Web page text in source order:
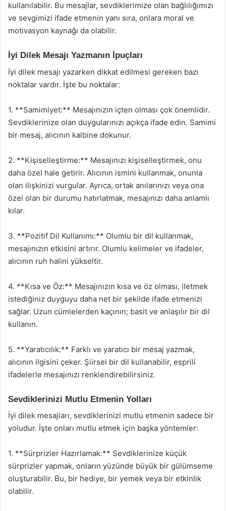
kullanılabilir. Bu mesajlar, sevdiklerimize olan bağlılığımızı
ve sevgimizi ifade etmenin yanı sıra, onlara moral ve
motivasyon kaynağı da olabilir.
İyi Dilek Mesajı Yazmanın İpuçları
İyi dilek mesajı yazarken dikkat edilmesi gereken bazı
noktalar vardır. İşte bu noktalar:
1. **Samimiyet:** Mesajınızın içten olması çok önemlidir.
Sevdiklerinize olan duygularınızı açıkça ifade edin. Samimi
bir mesaj, alıcının kalbine dokunur.
2. **Kişiselleştirme:** Mesajınızı kişiselleştirmek, onu
daha özel hale getirir. Alıcının ismini kullanmak, onunla
olan ilişkinizi vurgular. Ayrıca, ortak anılarınızı veya ona
özel olan bir durumu hatırlatmak, mesajınızı daha anlamlı
kılar.
3. **Pozitif Dil Kullanımı:** Olumlu bir dil kullanmak,
mesajınızın etkisini artırır. Olumlu kelimeler ve ifadeler,
alıcının ruh halini yükseltir.
4. **Kısa ve Öz:** Mesajınızın kısa ve öz olması, iletmek
istediğiniz duyguyu daha net bir şekilde ifade etmenizi
sağlar. Uzun cümlelerden kaçının; basit ve anlaşılır bir dil
kullanın.
5. **Yaratıcılık:** Farklı ve yaratıcı bir mesaj yazmak,
alıcının ilgisini çeker. Şiirsel bir dil kullanabilir, esprili
ifadelerle mesajınızı renklendirebilirsiniz.
Sevdiklerinizi Mutlu Etmenin Yolları
İyi dilek mesajları, sevdiklerinizi mutlu etmenin sadece bir
yoludur. İşte onları mutlu etmek için başka yöntemler:
1. **Sürprizler Hazırlamak:** Sevdiklerinize küçük
sürprizler yapmak, onların yüzünde büyük bir gülümseme
oluşturabilir. Bu, bir hediye, bir yemek veya bir etkinlik
olabilir.